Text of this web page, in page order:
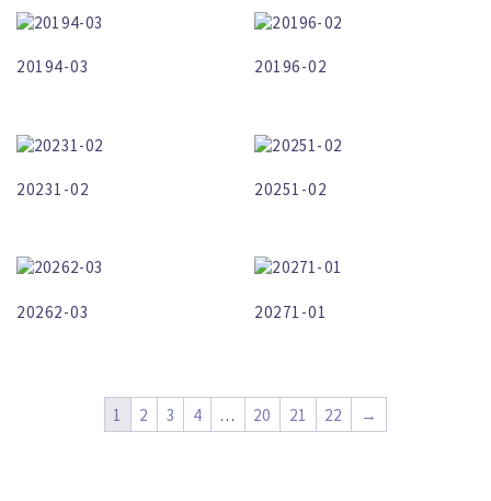
20194-03 20196-02
20231-02 20251-02
20262-03 20271-01
1 2 3 4 … 20 21 22 →